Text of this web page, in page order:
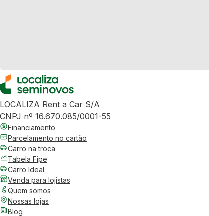
LOCALIZA Rent a Car S/A
CNPJ nº 16.670.085/0001-55
Financiamento
Parcelamento no cartão
Carro na troca
Tabela Fipe
Carro Ideal
Venda para lojistas
Quem somos
Nossas lojas
Blog